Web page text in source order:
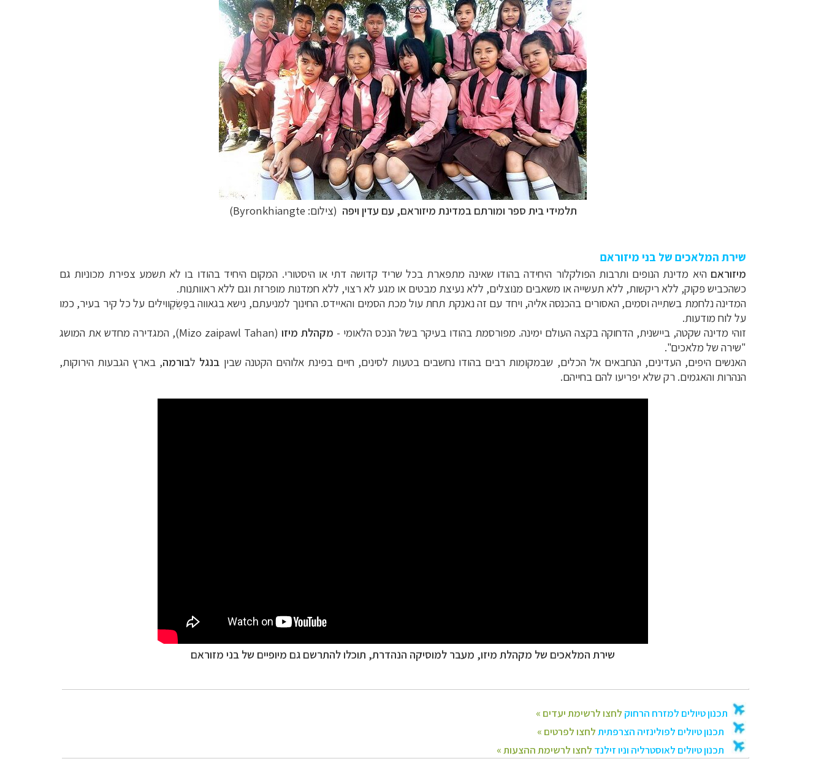
תלמידי בית ספר ומורתם במדינת מיזוראם, עם עדין ויפה (צילום: Byronkhiangte)
שירת המלאכים של בני מיזוראם
מיזוראם היא מדינת הנופים ותרבות הפולקלור היחידה בהודו שאינה מתפארת בכל שריד קדושה דתי או היסטורי. המקום היחיד בהודו בו לא תשמע צפירת מכוניות גם
כשהכביש פקוק, ללא ריקשות, ללא תעשייה או משאבים מנוצלים, ללא נעיצת מבטים או מגע לא רצוי, ללא חמדנות מופרזת וגם ללא ראוותנות.
המדינה נלחמת בשתייה וסמים, האסורים בהכנסה אליה, ויחד עם זה נאנקת תחת עול מכת הסמים והאיידס. החינוך למניעתם, נישא בגאווה בפַּשְׂקֶווילים על כל קיר בעיר, כמו
על לוח מודעות.
זוהי מדינה שקטה, ביישנית, הדחוקה בקצה העולם ימינה. מפורסמת בהודו בעיקר בשל הנכס הלאומי - מקהלת מיזו (Mizo zaipawl Tahan), המגדירה מחדש את המושג
"שירה של מלאכים".
האנשים היפים, העדינים, הנחבאים אל הכלים, שבמקומות רבים בהודו נחשבים בטעות לסינים, חיים בפינת אלוהים הקטנה שבין בנגל לבורמה, בארץ הגבעות הירוקות,
הנהרות והאגמים. רק שלא יפריעו להם בחייהם.
שירת המלאכים של מקהלת מיזו, מעבר למוסיקה הנהדרת, תוכלו להתרשם גם מיופיים של בני מזוראם
תכנון טיולים למזרח הרחוק
טיולים לפולינזיה הצרפתית